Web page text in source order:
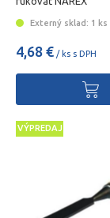
Externý sklad: 1 ks
4,68 € / ks s DPH
VÝPREDAJ